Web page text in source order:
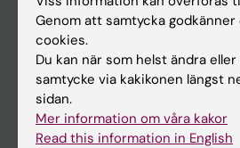
Ladok
Canvas
Schema
Studentmejlen
Kurs- och programwebbar
Genom att samtycka
cookies.
Du kan när som helst ändra
samtycke via kakikonen längst
sidan.
Mer information om våra kakor
Read this information in English